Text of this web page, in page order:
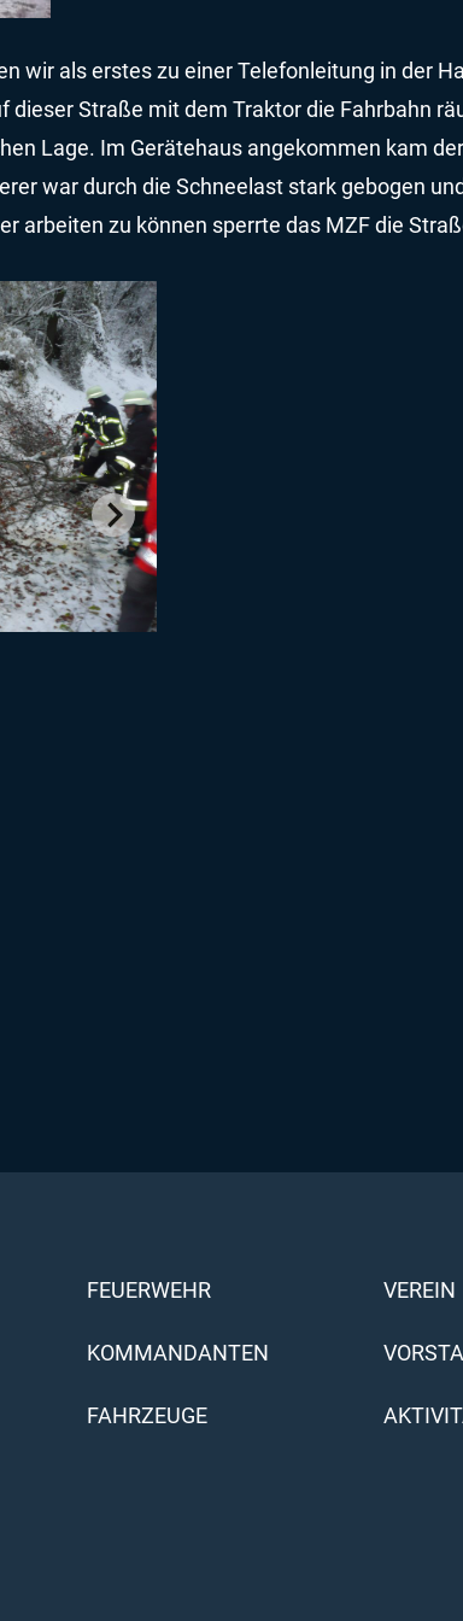
wir als erstes zu einer Telefonleitung in der
Straße mit dem Traktor die Fahrbahn
Lage. Im Gerätehaus angekommen kam
war durch die Schneelast stark gebogen
arbeiten zu können sperrte das MZF die
FEUERWEHR
KOMMANDANTEN
FAHRZEUGE
VEREIN